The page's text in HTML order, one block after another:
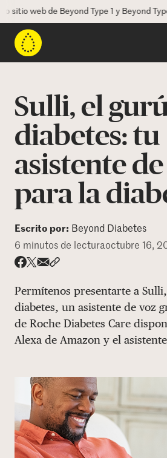
web de Beyond Type 1 y Beyond Type
Beyond Type 2
Recursos
Programas
Quienes somos
DONAR
Sulli, el
diabetes: tu
asistente
para la
Escrito por: Beyond Diabetes
6 minutos de lecturaoctubre 16,
Permítenos presentarte a
diabetes, un asistente de voz
de Roche Diabetes Care
Alexa de Amazon y el